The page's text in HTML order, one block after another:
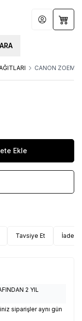
ARA
Hesabım
CANON
Ekle
Tavsiye Et İade
2 YIL
siparişler aynı gün